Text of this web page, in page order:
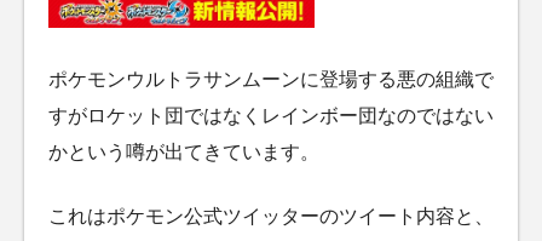
ポケモンウルトラサンムーンに登場する悪の組織で
すがロケット団ではなくレインボー団なのではない
かという噂が出てきています。
これはポケモン公式ツイッターのツイート内容と、